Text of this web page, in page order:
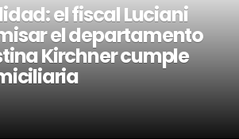
el fiscal Luciani
el departamento
Kirchner cumple